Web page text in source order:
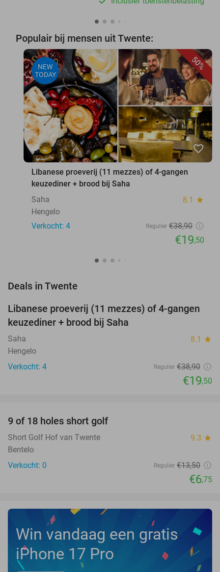
Populair bij mensen uit Twente:
50%
NEW
TODAY
favorite_border
Libanese proeverij (11 mezzes) of 4-gangen
keuzediner + brood bij Saha
Saha
8.1 star
Hengelo
Verkocht: 4
Regulier €38,90
€19,50
Deals in Twente
50%
TODAY
Libanese proeverij (11 mezzes) of 4-gangen
keuzediner + brood bij Saha
Saha 8.1 star
Hengelo
Verkocht: 4
Regulier €38,90
€19,50
TODAY
9 of 18 holes short golf
Short Golf Hof van Twente 9.3 star
Bentelo
Verkocht: 0
Regulier €13,50
€6,75
Win vandaag een gratis
iPhone 17 Pro